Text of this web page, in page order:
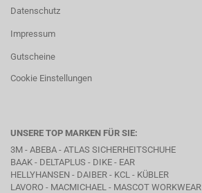
Datenschutz
Impressum
Gutscheine
Cookie Einstellungen
UNSERE TOP MARKEN FÜR SIE:
3M - ABEBA - ATLAS SICHERHEITSCHUHE
BAAK - DELTAPLUS - DIKE - EAR
HELLYHANSEN - DAIBER - KCL - KÜBLER
LAVORO - MACMICHAEL - MASCOT WORKWEAR